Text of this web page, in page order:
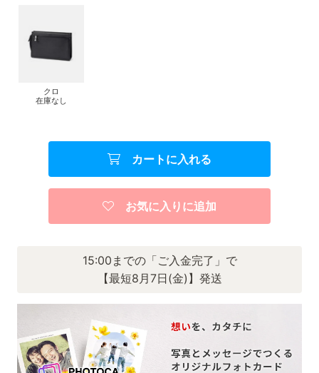
クロ
在庫なし
カートに入れる
お気に入りに追加
15:00までの「ご入金完了」で
【最短8月7日(金)】発送